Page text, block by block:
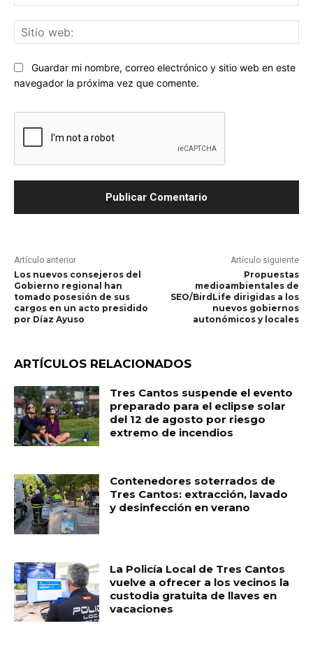
Guardar mi nombre, correo electrónico y sitio web en este
navegador la próxima vez que comente.
Artículo anterior
Los nuevos consejeros del
Gobierno regional han
tomado posesión de sus
cargos en un acto presidido
por Díaz Ayuso
Artículo siguiente
Propuestas
medioambientales de
SEO/BirdLife dirigidas a los
nuevos gobiernos
autonómicos y locales
ARTÍCULOS RELACIONADOS
Tres Cantos suspende el evento
preparado para el eclipse solar
del 12 de agosto por riesgo
extremo de incendios
Contenedores soterrados de
Tres Cantos: extracción, lavado
y desinfección en verano
La Policía Local de Tres Cantos
vuelve a ofrecer a los vecinos la
custodia gratuita de llaves en
vacaciones